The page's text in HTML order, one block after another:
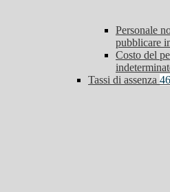
Personale
pubblicare
Costo del
Tassi di assenza 46